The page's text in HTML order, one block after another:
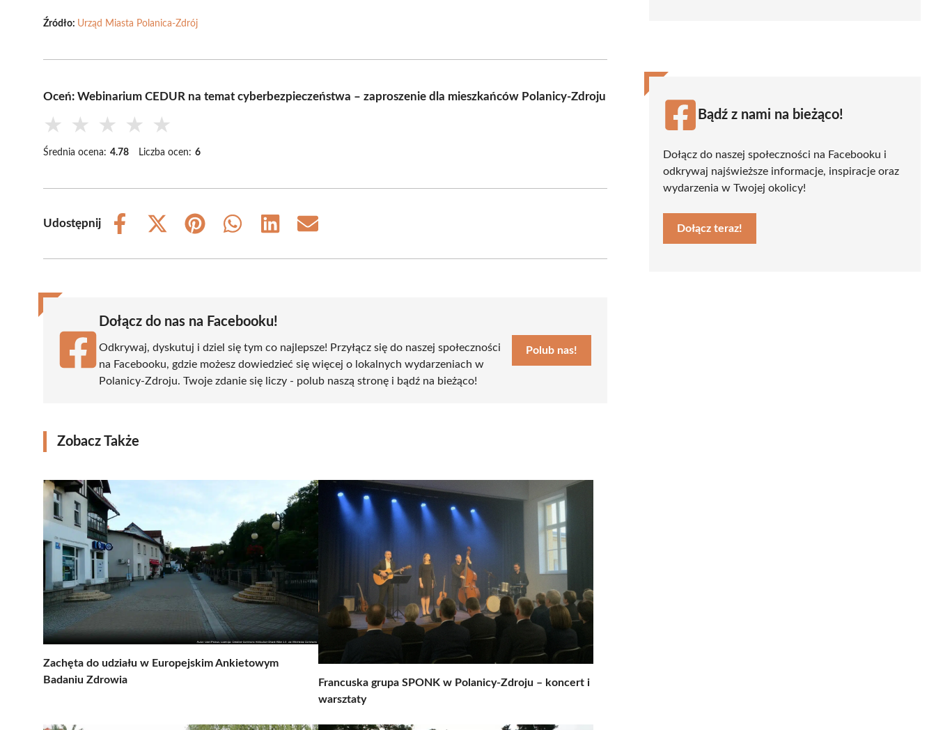
Źródło: Urząd Miasta Polanica-Zdrój
Oceń: Webinarium CEDUR na temat cyberbezpieczeństwa – zaproszenie dla mieszkańców Polanicy-Zdroju
★ ★ ★ ★ ★
Średnia ocena: 4.78 Liczba ocen: 6
Udostępnij
Share
Share
(Twitter)
Share
Share
Share
Share
Dołącz do nas na Facebooku!
Odkrywaj, dyskutuj i dziel się tym co najlepsze! Przyłącz się do naszej społeczności
na Facebooku, gdzie możesz dowiedzieć się więcej o lokalnych wydarzeniach w
Polanicy-Zdroju. Twoje zdanie się liczy - polub naszą stronę i bądź na bieżąco!
Polub nas!
Zobacz Także
Zachęta do udziału w Europejskim Ankietowym
Badaniu Zdrowia
Francuska grupa SPONK w Polanicy-Zdroju – koncert i
warsztaty
Bądź z nami na bieżąco!
Dołącz do naszej społeczności na Facebooku i
odkrywaj najświeższe informacje, inspiracje oraz
wydarzenia w Twojej okolicy!
Dołącz teraz!